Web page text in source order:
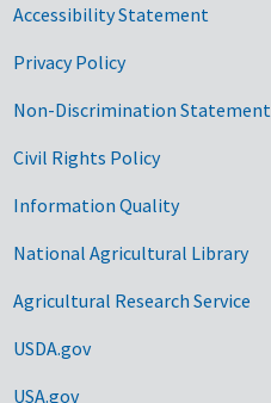
Accessibility Statement
Privacy Policy
Non-Discrimination Statement
Civil Rights Policy
Information Quality
National Agricultural Library
Agricultural Research Service
USDA.gov
USA.gov